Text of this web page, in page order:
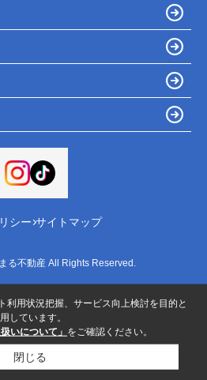
シー サイトマップ
る不動産 All Rights Reserved.
利用状況把握、サービス向上検討を目的と
しています。
いについて」 をご確認ください。
閉じる